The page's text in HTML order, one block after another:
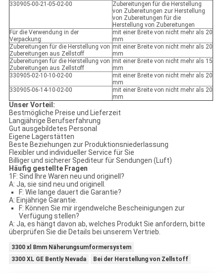
330905-00-21-05-02-00
Zubereitungen für die Herstellung
von Zubereitungen zur Herstellung
von Zubereitungen für die
Herstellung von Zubereitungen
Für die Verwendung in der
Verpackung:
mit einer Breite von nicht mehr als 20
mm
Zubereitungen für die Herstellung von
Zubereitungen aus Zellstoff
mit einer Breite von nicht mehr als 20
mm
Zubereitungen für die Herstellung von
Zubereitungen aus Zellstoff
mit einer Breite von nicht mehr als 15
mm
330905-02-10-10-02-00
mit einer Breite von nicht mehr als 20
mm
330905-06-14-10-02-00
mit einer Breite von nicht mehr als 20
mm
Unser Vorteil:
Bestmögliche Preise und Lieferzeit
Langjährige Berufserfahrung
Gut ausgebildetes Personal
Eigene Lagerstätten
Beste Beziehungen zur Produktionsniederlassung
Flexibler und individueller Service für Sie
Billiger und sicherer Spediteur für Sendungen (Luft)
Häufig gestellte Fragen
1F: Sind Ihre Waren neu und originell?
A: Ja, sie sind neu und originell.
F: Wie lange dauert die Garantie?
A: Einjährige Garantie.
F: Können Sie mir irgendwelche Bescheinigungen zur
Verfügung stellen?
A: Ja, es hängt davon ab, welches Produkt Sie anfordern, bitte
überprüfen Sie die Details bei unserem Vertrieb.
3300 xl 8mm Näherungsumformersystem
3300 XL GE Bently Nevada
Bei der Herstellung von Zellstoff